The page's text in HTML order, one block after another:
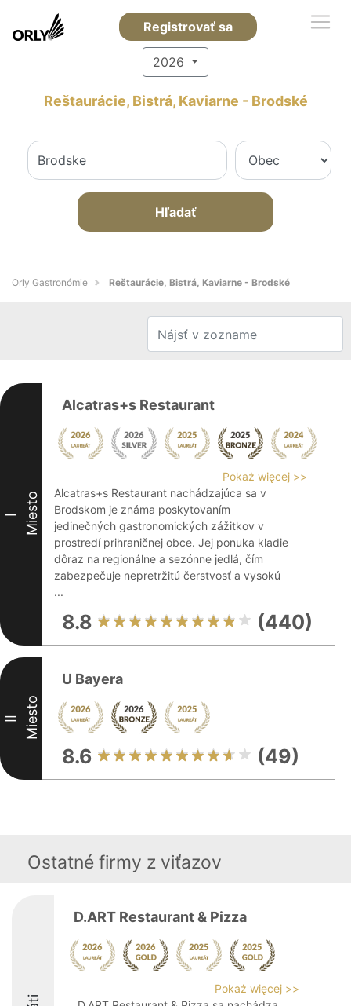
Registrovať sa
2026
Reštaurácie, Bistrá, Kaviarne - Brodské
Hľadať
Orly Gastronómie Reštaurácie, Bistrá, Kaviarne - Brodské
I Miesto
Alcatras+s Restaurant
Pokaż więcej >>
Alcatras+s Restaurant nachádzajúca sa v
Brodskom je známa poskytovaním
jedinečných gastronomických zážitkov v
prostredí prihraničnej obce. Jej ponuka kladie
dôraz na regionálne a sezónne jedlá, čím
zabezpečuje nepretržitú čerstvosť a vysokú
...
8.8 (440)
II Miesto
U Bayera
8.6 (49)
Ostatné firmy z viťazov
D.ART Restaurant & Pizza
Pokaż więcej >>